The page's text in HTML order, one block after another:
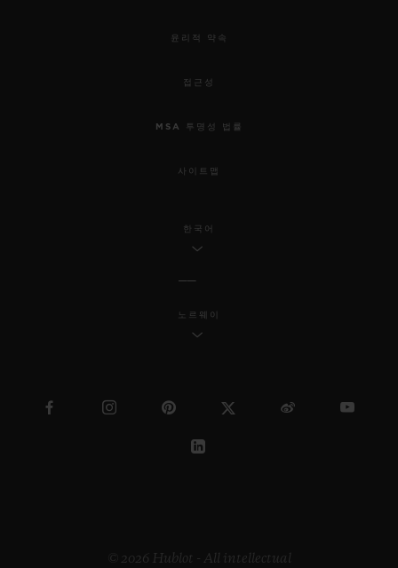
윤리적 약속
접근성
MSA 투명성 법률
사이트맵
한국어
노르웨이
© 2026 Hublot - All intellectual